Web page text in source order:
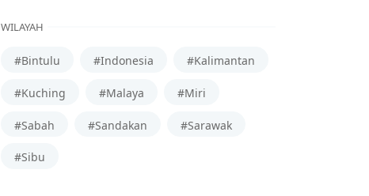
WILAYAH
#Bintulu #Indonesia #Kalimantan
#Kuching #Malaya #Miri
#Sabah #Sandakan #Sarawak
#Sibu